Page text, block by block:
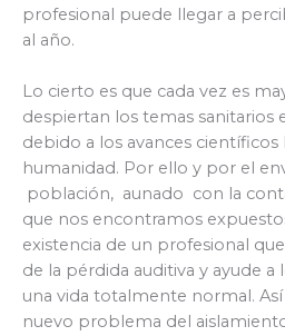
profesional puede llegar a
al año.
Lo cierto es que cada vez es
despiertan los temas sanitarios
debido a los avances
humanidad. Por ello y por el
población, aunado con la
que nos encontramos
existencia de un profesional
de la pérdida auditiva y ayude a
una vida totalmente normal.
nuevo problema del